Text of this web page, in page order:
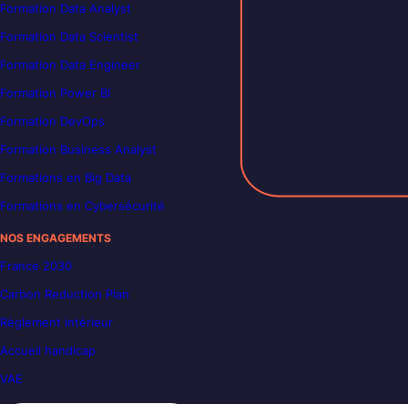
Formation Data Analyst
Formation Data Scientist
Formation Data Engineer
Formation Power BI
Formation DevOps
Formation Business Analyst
Formations en Big Data
Formations en Cybersécurité
NOS ENGAGEMENTS
France 2030
Carbon Reduction Plan
Règlement intérieur
Accueil handicap
VAE